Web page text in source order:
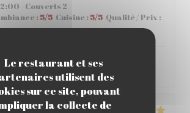
Le restaurant et ses
utilisent des
sur ce site, pouvant
la collecte de
- Couverts 2
:5/5 Cuisine :5/5 Qualité / Prix :
et repas parfait